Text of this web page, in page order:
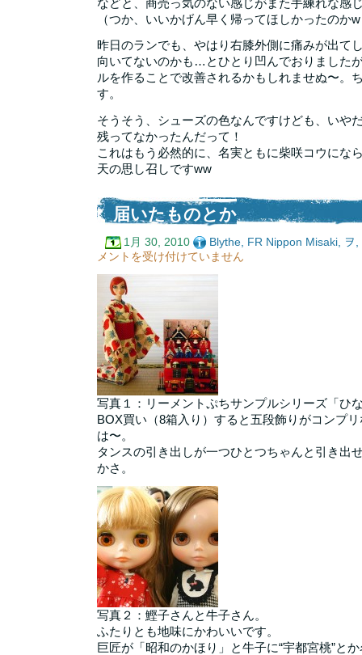
などと、商売っ気のない感じがまた手練れな感
（つか、いいかげん早く帰ってほしかったのか
昨日のランでも、やはり右膝外側に痛みが出て
向いてないのかも…とひとり凹んでおりました
ルを作ることで改善されるかもしれませぬ〜。
す。
そうそう、シューズの色なんですけども、いや
残ってなかったんだって！
これはもう必然的に、名実ともに柴咲コウにな
天の思し召しですww
届いたものとか
1月 30, 2010 Blythe FR Nippon Misaki ヲ
メントを受け付けていません
写真１：リーメントぷちサンプルシリーズ「ひ
BOX買い（8箱入り）すると五段飾りがコンプ
は〜。
タンスの引き出しが一つひとつちゃんと引き出
かさ。
写真２：鰹子さんと牛子さん。
ふたりとも地味にかわいいです。
巨匠が「昭和のかほり」と牛子に“宇都宮桃”と